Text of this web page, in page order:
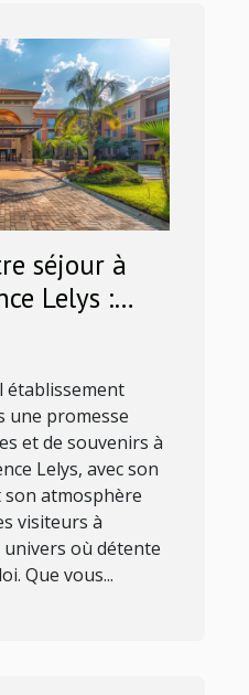
séjour à
Lelys :
établissement
une promesse
et de souvenirs à
Lelys, avec son
atmosphère
visiteurs à
où détente
Que vous...